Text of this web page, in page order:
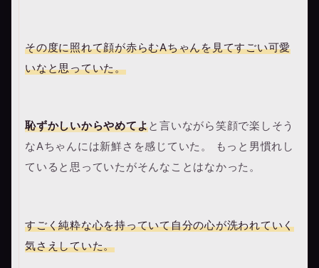
その度に照れて顔が赤らむAちゃんを見てすごい可愛
いなと思っていた。
恥ずかしいからやめてよと言いながら笑顔で楽しそう
なAちゃんには新鮮さを感じていた。 もっと男慣れし
ていると思っていたがそんなことはなかった。
すごく純粋な心を持っていて自分の心が洗われていく
気さえしていた。